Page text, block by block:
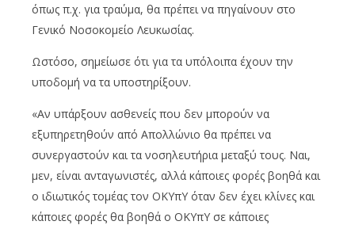
όπως π.χ. για τραύμα, θα πρέπει να πηγαίνουν στο
Γενικό Νοσοκομείο Λευκωσίας.
Ωστόσο, σημείωσε ότι για τα υπόλοιπα έχουν την
υποδομή να τα υποστηρίξουν.
«Αν υπάρξουν ασθενείς που δεν μπορούν να
εξυπηρετηθούν από Απολλώνιο θα πρέπει να
συνεργαστούν και τα νοσηλευτήρια μεταξύ τους. Ναι,
μεν, είναι ανταγωνιστές, αλλά κάποιες φορές βοηθά και
ο ιδιωτικός τομέας τον ΟΚΥπΥ όταν δεν έχει κλίνες και
κάποιες φορές θα βοηθά ο ΟΚΥπΥ σε κάποιες